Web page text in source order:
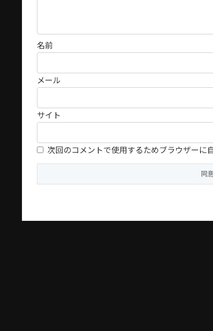
名前
メール
サイト
次回のコメントで使用するためブラウザーに